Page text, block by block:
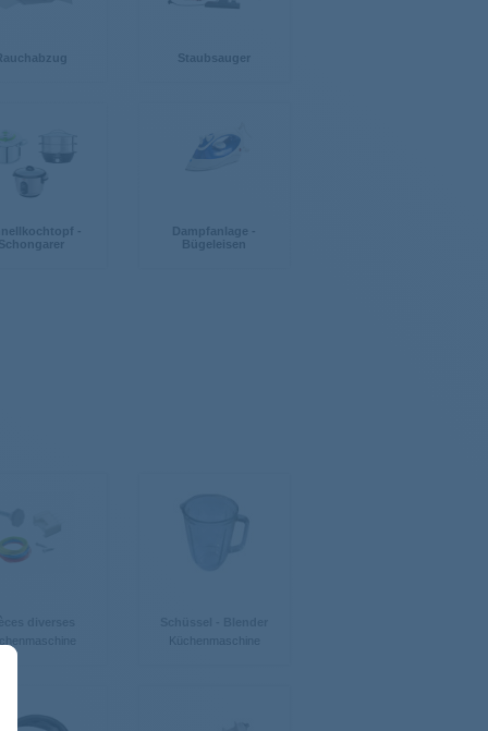
Staubsauger
-
Schongarer
Dampfanlage -
Bügeleisen
Küchenmaschine